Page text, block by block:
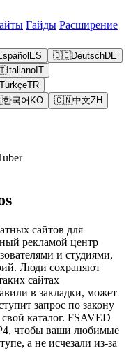
Гайды Расширение
ES 🇩🇪DeutschDE
Italiano IT
TürkçeTR
한국어 KO 🇨🇳中文ZH
сайтов для
рекламой центр
и студиями,
Люди сохраняют
сайтах
в закладки, может
запрос по закону
каталог. FSAVED
чтобы ваши любимые
а не исчезали из-за